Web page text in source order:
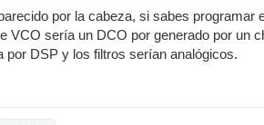
por la cabeza, si sabes
VCO sería un DCO por generado por un
por DSP y los filtros serían analógicos.